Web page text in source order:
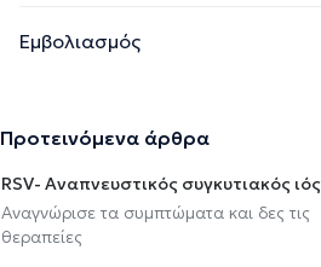
Εμβολιασμός
Προτεινόμενα άρθρα
RSV- Αναπνευστικός συγκυτιακός ιός
Αναγνώρισε τα συμπτώματα και δες τις
θεραπείες